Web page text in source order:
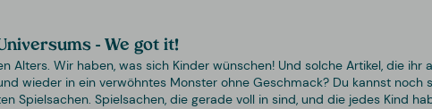
- We got it!
Alters. Wir haben, was sich Kinder wünschen! Und solche Artikel, die
wieder in ein verwöhntes Monster ohne Geschmack? Du kannst
Spielsachen. Spielsachen, die gerade voll in sind, und die jedes Kind